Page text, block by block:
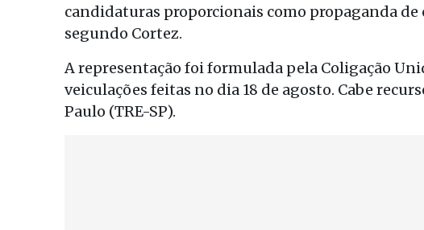
candidaturas proporcionais como propaganda
segundo Cortez.
A representação foi formulada pela Coligação
veiculações feitas no dia 18 de agosto. Cabe
Paulo (TRE-SP).